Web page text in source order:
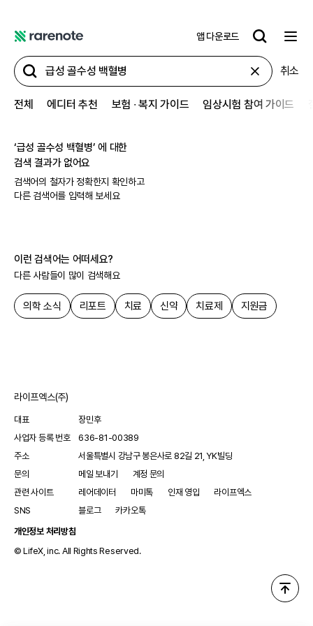
어
노
트
앱 다운로드
취소
전체 에디터 추천 보험 ∙ 복지 가이드 임상시험 참여 가이드
‘급성 골수성 백혈병’ 에 대한
검색 결과가 없어요
검색어의 철자가 정확한지 확인하고
다른 검색어를 입력해 보세요
이런 검색어는 어떠세요?
다른 사람들이 많이 검색해요
의학 소식 리포트 치료 신약 치료제 지원금
라이프엑스(주)
대표
장민후
사업자 등록 번호
636-81-00389
주소
서울특별시 강남구 봉은사로 82길 21, YK빌딩
문의
메일 보내기
계정 문의
관련 사이트
레어데이터 마미톡 인재 영입
라이프엑스
SNS
블로그
카카오톡
개인정보 처리방침
© LifeX, inc. All Rights Reserved.